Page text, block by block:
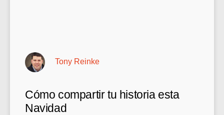
Cómo compartir tu historia esta
Navidad
Tony Reinke